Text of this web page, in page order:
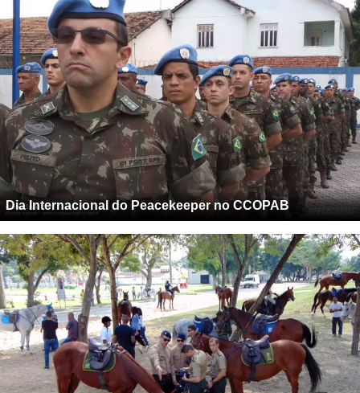
Dia Internacional do Peacekeeper no CCOPAB